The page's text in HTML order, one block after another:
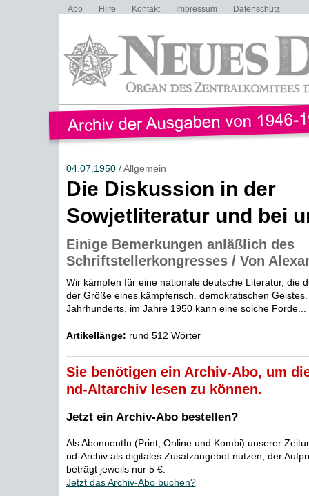
Abo Hilfe Kontakt Impressum Datenschutz
04.07.1950/ Allgemein
Die Diskussion in der
Sowjetliteratur und bei
Einige Bemerkungen anläßlich des
Schriftstellerkongresses / Von
Wir kämpfen für eine nationale deutsche Literatur, die
der Größe eines kämpferisch. demokratischen
Jahrhunderts, im Jahre 1950 kann eine solche Forde...
Artikellänge: rund 512 Wörter
Sie benötigen ein Archiv-Abo, um
nd-Altarchiv lesen zu können.
Jetzt ein Archiv-Abo bestellen?
Als AbonnentIn (Print, Online und Kombi) unserer
nd-Archiv als digitales Zusatzangebot nutzen, der
beträgt jeweils nur 5 €.
Jetzt das Archiv-Abo buchen?